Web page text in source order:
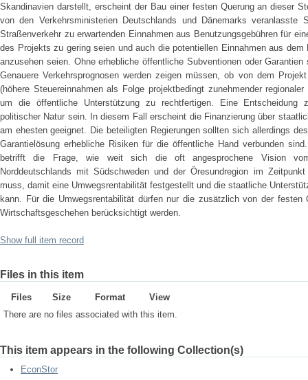
Skandinavien darstellt, erscheint der Bau einer festen Querung an dieser
von den Verkehrsministerien Deutschlands und Dänemarks
Straßenverkehr zu erwartenden Einnahmen aus Benutzungsgebühren für
des Projekts zu gering seien und auch die potentiellen Einnahmen aus
anzusehen seien. Ohne erhebliche öffentliche Subventionen oder
Genauere Verkehrsprognosen werden zeigen müssen, ob von dem
(höhere Steuereinnahmen als Folge projektbedingt zunehmender
um die öffentliche Unterstützung zu rechtfertigen. Eine Entscheidung
politischer Natur sein. In diesem Fall erscheint die Finanzierung über
am ehesten geeignet. Die beteiligten Regierungen sollten sich allerdings
Garantielösung erhebliche Risiken für die öffentliche Hand verbunden
betrifft die Frage, wie weit sich die oft angesprochene Vision vom
Norddeutschlands mit Südschweden und der Öresundregion im
muss, damit eine Umwegsrentabilität festgestellt und die staatliche
kann. Für die Umwegsrentabilität dürfen nur die zusätzlich von der festen
Wirtschaftsgeschehen berücksichtigt werden.
Show full item record
Files in this item
Files Size Format
View
There are no files associated with this item.
This item appears in the following Collection(s)
EconStor